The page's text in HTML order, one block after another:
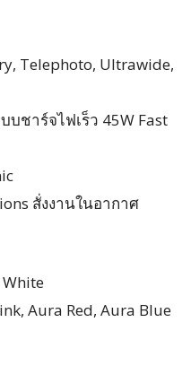
Telephoto, Ultrawide,
บชาร์จไฟเร็ว 45W Fast
สั่งงานในอากาศ
Aura Red, Aura Blue